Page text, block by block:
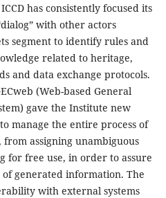
has consistently focused its
with other actors
segment to identify rules and
related to heritage,
and data exchange protocols.
(Web-based General
gave the Institute new
manage the entire process of
assigning unambiguous
for free use, in order to assure
generated information. The
with external systems